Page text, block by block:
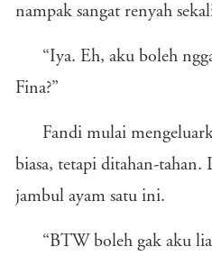
nampak sangat renyah
“Iya. Eh, aku boleh
Fina?”
Fandi mulai
biasa, tetapi ditahan-tahan.
jambul ayam satu ini.
“BTW boleh gak aku